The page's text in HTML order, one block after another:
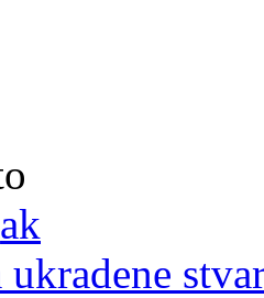
ukradene